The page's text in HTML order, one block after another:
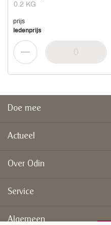
0.2 KG
prijs
ledenprijs
Doe mee
Actueel
Over Odin
Service
Algemeen